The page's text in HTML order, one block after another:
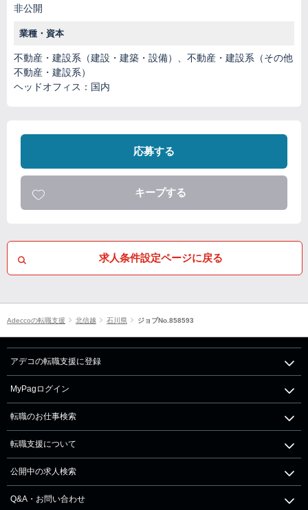
非公開
業種・資本
不動産・建設系（建設・建築・設備）、不動産・建設系（その他
不動産・建設系）
ヘッドオフィス：国内
応募する
キープする
求人条件設定ページに戻る
Adeccoの転職支援 北信越 石川県 ジョブNo.858593
アデコの転職支援に登録
MyPagログイン
転職のお仕事検索
転職支援について
公開中の求人検索
Q&A・お問い合わせ